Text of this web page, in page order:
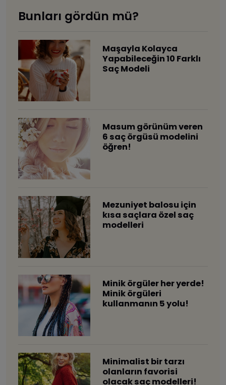
Bunları gördün mü?
Maşayla Kolayca
Yapabileceğin 10 Farklı
Saç Modeli
​Masum görünüm veren
6 saç örgüsü modelini
öğren!
Mezuniyet balosu için
kısa saçlara özel saç
modelleri
​Minik örgüler her yerde!
Minik örgüleri
kullanmanın 5 yolu!
Minimalist bir tarzı
olanların favorisi
olacak saç modelleri!